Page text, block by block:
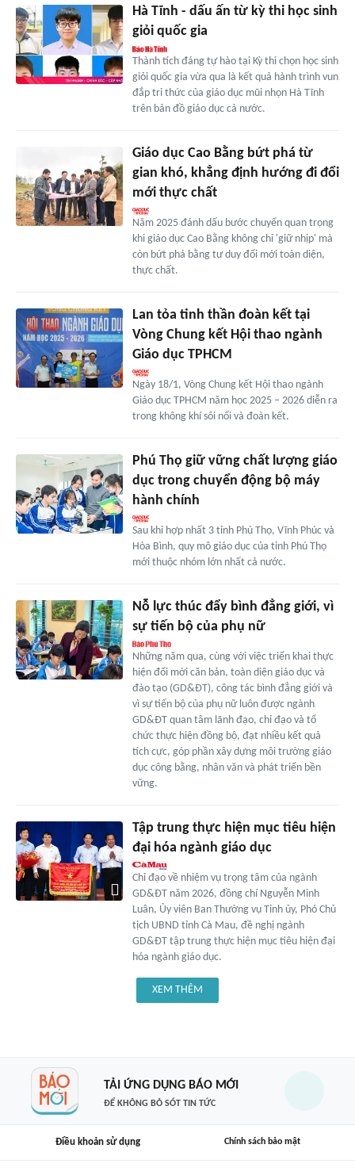
Hà Tĩnh - dấu ấn từ kỳ thi học sinh
giỏi quốc gia
Thành tích đáng tự hào tại Kỳ thi chọn học sinh
giỏi quốc gia vừa qua là kết quả hành trình vun
đắp tri thức của giáo dục mũi nhọn Hà Tĩnh
trên bản đồ giáo dục cả nước.
Giáo dục Cao Bằng bứt phá từ
gian khó, khẳng định hướng đi đổi
mới thực chất
Năm 2025 đánh dấu bước chuyển quan trọng
khi giáo dục Cao Bằng không chỉ 'giữ nhịp' mà
còn bứt phá bằng tư duy đổi mới toàn diện,
thực chất.
Lan tỏa tinh thần đoàn kết tại
Vòng Chung kết Hội thao ngành
Giáo dục TPHCM
Ngày 18/1, Vòng Chung kết Hội thao ngành
Giáo dục TPHCM năm học 2025 – 2026 diễn ra
trong không khí sôi nổi và đoàn kết.
Phú Thọ giữ vững chất lượng giáo
dục trong chuyển động bộ máy
hành chính
Sau khi hợp nhất 3 tỉnh Phú Thọ, Vĩnh Phúc và
Hòa Bình, quy mô giáo dục của tỉnh Phú Thọ
mới thuộc nhóm lớn nhất cả nước.
Nỗ lực thúc đẩy bình đẳng giới, vì
sự tiến bộ của phụ nữ
Những năm qua, cùng với việc triển khai thực
hiện đổi mới căn bản, toàn diện giáo dục và
đào tạo (GD&ĐT), công tác bình đẳng giới và
vì sự tiến bộ của phụ nữ luôn được ngành
GD&ĐT quan tâm lãnh đạo, chỉ đạo và tổ
chức thực hiện đồng bộ, đạt nhiều kết quả
tích cực, góp phần xây dựng môi trường giáo
dục công bằng, nhân văn và phát triển bền
vững.
Tập trung thực hiện mục tiêu hiện
đại hóa ngành giáo dục
Chỉ đạo về nhiệm vụ trọng tâm của ngành
GD&ĐT năm 2026, đồng chí Nguyễn Minh
Luân, Ủy viên Ban Thường vụ Tỉnh ủy, Phó Chủ
tịch UBND tỉnh Cà Mau, đề nghị ngành
GD&ĐT tập trung thực hiện mục tiêu hiện đại
hóa ngành giáo dục.
XEM THÊM
TẢI ỨNG DỤNG BÁO MỚI
ĐỂ KHÔNG BỎ SÓT TIN TỨC
Điều khoản sử dụng Chính sách bảo mật